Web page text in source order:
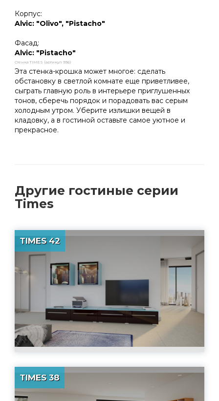
Корпус:
Alvic: "Olivo", "Pistacho"
Фасад:
Alvic: "Pistacho"
Стенка TIMES (артикул 936)
Эта стенка-крошка может многое: сделать
обстановку в светлой комнате еще приветливее,
сыграть главную роль в интерьере приглушенных
тонов, сберечь порядок и порадовать вас серым
холодным утром. Уберите излишки вещей в
кладовку, а в гостиной оставьте самое уютное и
прекрасное.
Другие гостиные серии
Times
TIMES 42
TIMES 38